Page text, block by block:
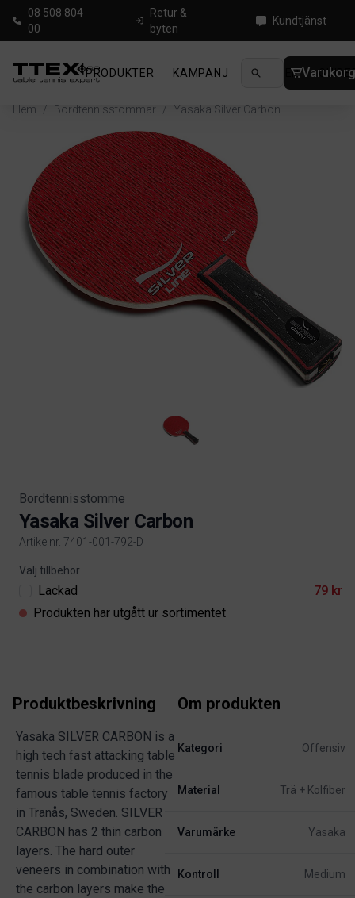
08 508 804
00
Retur &
byten
Kundtjänst
PRODUKTER KAMPANJ NYHETER
Hem / Bordtennisstommar / Yasaka Silver Carbon
Bordtennisstomme
Yasaka Silver Carbon
Artikelnr. 7401-001-792-D
Product information
Välj tillbehör
Lackad
79 kr
Produkten har utgått ur sortimentet
Produktbeskrivning
Yasaka SILVER CARBON is a
high tech fast attacking table
tennis blade produced in the
famous table tennis factory
in Tranås, Sweden. SILVER
CARBON has 2 thin carbon
layers. The hard outer
veneers in combination with
the carbon layers make the
Om produkten
Kategori Offensiv
Material Trä + Kolfiber
Varumärke Yasaka
Kontroll Medium